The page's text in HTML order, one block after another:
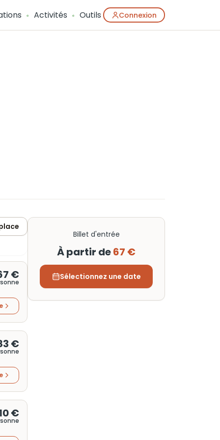
Activités Outils Connexion
€
€
€
Billet d'entrée
À partir de67 €
Sélectionnez une date